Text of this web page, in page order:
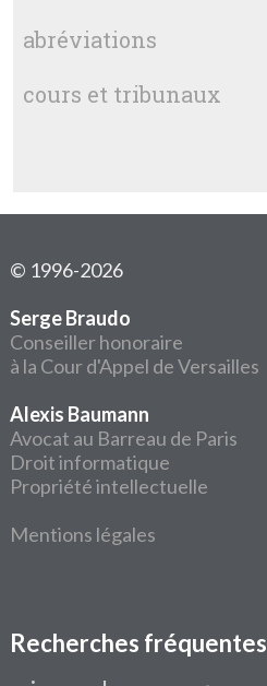
abréviations
cours et tribunaux
© 1996-2026
Serge Braudo
Conseiller honoraire
à la Cour d'Appel de Versailles
Alexis Baumann
Avocat au Barreau de Paris
Droit informatique
Propriété intellectuelle
Mentions légales
Recherches fréquentes